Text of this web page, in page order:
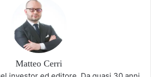
Matteo Cerri